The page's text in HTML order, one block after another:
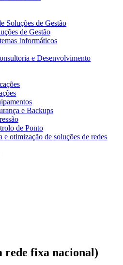
Soluções de Gestão
de Gestão
Informáticos
e Desenvolvimento
e Backups
de Ponto
e otimização de soluções de redes
rede fixa nacional)